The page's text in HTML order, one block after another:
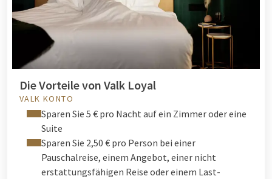
Die Vorteile von Valk Loyal
VALK KONTO
Sparen Sie 5 € pro Nacht auf ein Zimmer oder eine
Suite
Sparen Sie 2,50 € pro Person bei einer
Pauschalreise, einem Angebot, einer nicht
erstattungsfähigen Reise oder einem Last-